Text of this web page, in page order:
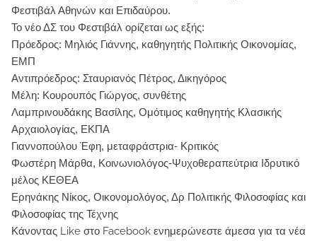
Φεστιβάλ Αθηνών και Επιδαύρου.
Το νέο ΔΣ του Φεστιβάλ ορίζεται ως εξής:
Πρόεδρος: Μηλιός Γιάννης, καθηγητής Πολιτικής Οικονομίας,
ΕΜΠ
Αντιπρόεδρος: Σταυριανός Πέτρος, Δικηγόρος
Μέλη: Κουρουπός Γιώργος, συνθέτης
Λαμπρινουδάκης Βασίλης, Ομότιμος καθηγητής Κλασικής
Αρχαιολογίας, ΕΚΠΑ
Γιαννοπούλου Έφη, μεταφράστρια- Κριτικός
Φωστέρη Μάρθα, Κοινωνιολόγος-Ψυχοθεραπεύτρια Ιδρυτικό
μέλος ΚΕΘΕΑ
Ερηνάκης Νίκος, Οικονομολόγος, Δρ Πολιτικής Φιλοσοφίας και
Φιλοσοφίας της Τέχνης
Κάνοντας Like στο Facebook ενημερώνεστε άμεσα για τα νέα